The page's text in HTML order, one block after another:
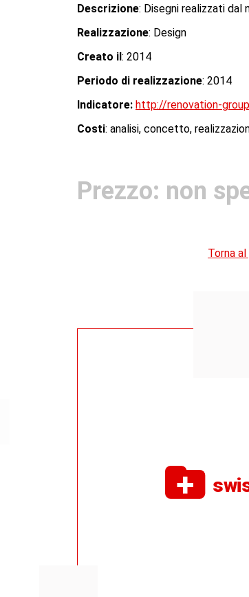
Descrizione: Disegni realizzati
Realizzazione: Design
Creato il: 2014
Periodo di realizzazione: 2014
Indicatore: http://renovation-
Costi: analisi, concetto,
Prezzo: non
Torna